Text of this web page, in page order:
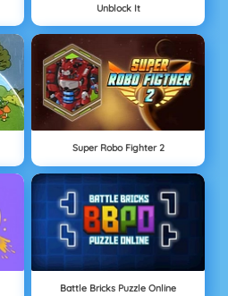
Unblock It
Super Robo Fighter 2
Battle Bricks Puzzle Online